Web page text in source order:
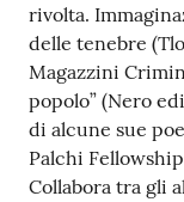
rivolta.
delle tenebre
Magazzini
popolo” (Nero
di alcune sue
Palchi
Collabora tra gli